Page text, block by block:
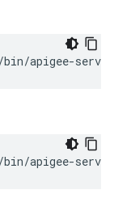
bin/apigee-
bin/apigee-